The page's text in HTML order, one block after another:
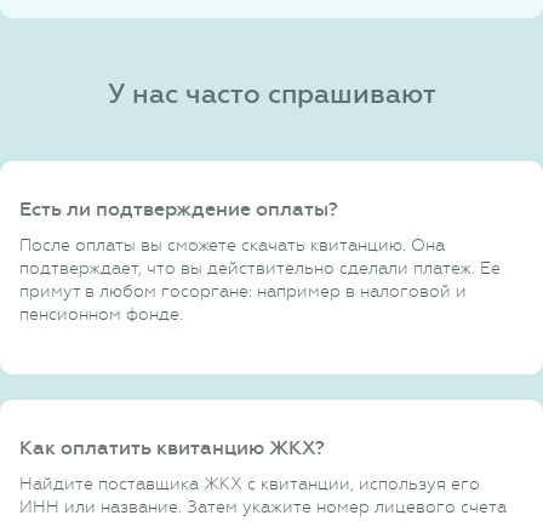
У нас часто спрашивают
Есть ли подтверждение оплаты?
После оплаты вы сможете скачать квитанцию. Она
подтверждает, что вы действительно сделали платеж. Ее
примут в любом госоргане: например в налоговой и
пенсионном фонде.
Как оплатить квитанцию ЖКХ?
Найдите поставщика ЖКХ с квитанции, используя его
ИНН или название. Затем укажите номер лицевого счета